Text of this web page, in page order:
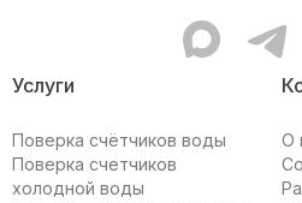
MAX
Услуги
Поверка счётчиков воды
Поверка счетчиков
холодной воды
О